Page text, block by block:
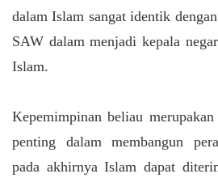
dalam Islam sangat identik
SAW dalam menjadi kepala
Islam.
Kepemimpinan beliau
penting dalam membangun
pada akhirnya Islam dapat